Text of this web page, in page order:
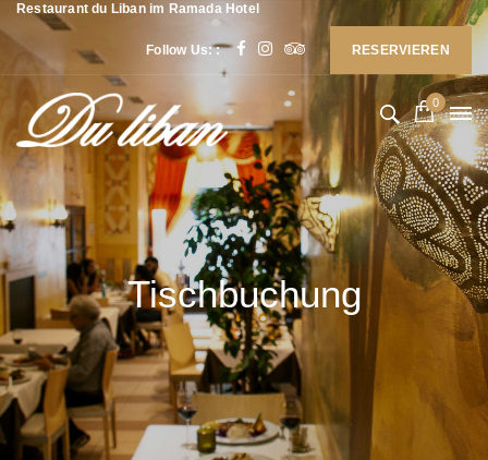
Restaurant du Liban im Ramada Hotel
Follow Us: : RESERVIEREN
0
Tischbuchung